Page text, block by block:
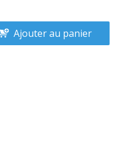
Ajouter au panier